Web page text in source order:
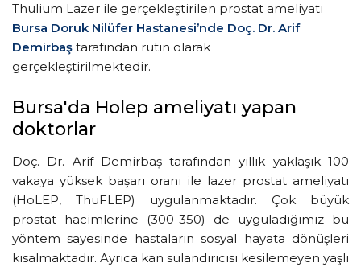
Thulium Lazer ile gerçekleştirilen prostat ameliyatı
Bursa Doruk Nilüfer Hastanesi’nde Doç. Dr. Arif
Demirbaş tarafından rutin olarak
gerçekleştirilmektedir.
Bursa'da Holep ameliyatı yapan
doktorlar
Doç. Dr. Arif Demirbaş tarafından yıllık yaklaşık 100
vakaya yüksek başarı oranı ile lazer prostat ameliyatı
(HoLEP, ThuFLEP) uygulanmaktadır. Çok büyük
prostat hacimlerine (300-350) de uyguladığımız bu
yöntem sayesinde hastaların sosyal hayata dönüşleri
kısalmaktadır. Ayrıca kan sulandırıcısı kesilemeyen yaşlı